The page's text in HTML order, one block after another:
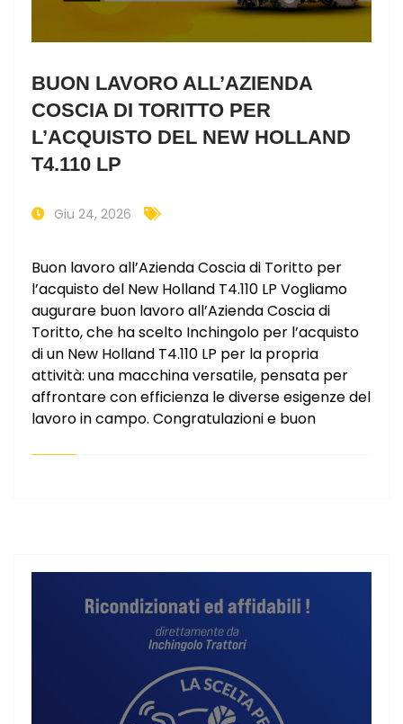
BUON LAVORO ALL’AZIENDA
COSCIA DI TORITTO PER
L’ACQUISTO DEL NEW HOLLAND
T4.110 LP
Giu 24, 2026
Buon lavoro all’Azienda Coscia di Toritto per
l’acquisto del New Holland T4.110 LP Vogliamo
augurare buon lavoro all’Azienda Coscia di
Toritto, che ha scelto Inchingolo per l’acquisto
di un New Holland T4.110 LP per la propria
attività: una macchina versatile, pensata per
affrontare con efficienza le diverse esigenze del
lavoro in campo. Congratulazioni e buon